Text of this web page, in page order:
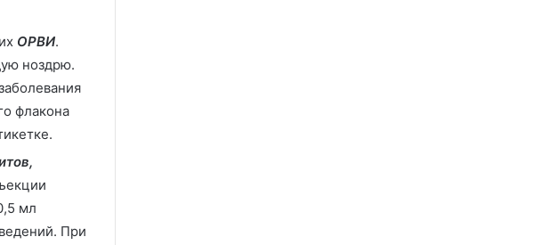
ОРВИ.
ноздрю.
флакона
мл
При